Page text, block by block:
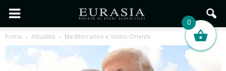
Prima Attualità Mediterraneo e Vicino Oriente
0